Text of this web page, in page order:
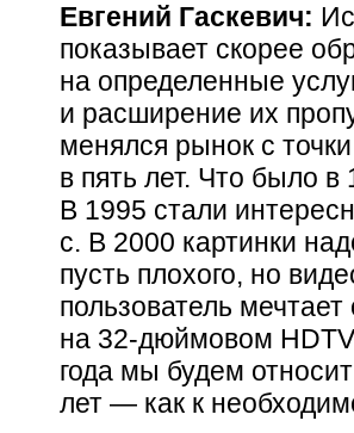
Евгений Гаскевич:
показывает скорее
на определенные
и расширение их
менялся рынок с
в пять лет. Что было
В 1995 стали
с. В 2000 картинки
пусть плохого, но
пользователь
на 32-дюймовом
года мы будем
лет — как к